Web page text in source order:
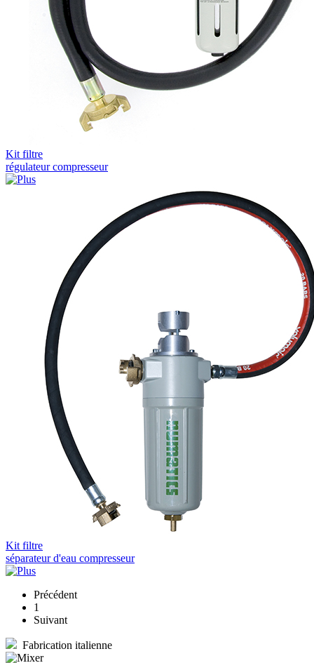
Kit filtre
régulateur compresseur
Kit filtre
séparateur d'eau compresseur
Précédent
1
Suivant
Fabrication italienne